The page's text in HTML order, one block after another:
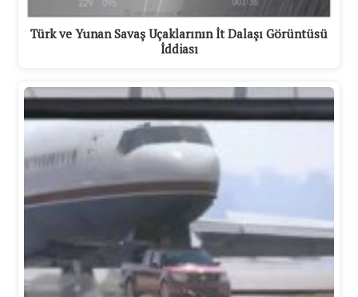
Türk ve Yunan Savaş Uçaklarının İt Dalaşı Görüntüsü
İddiası